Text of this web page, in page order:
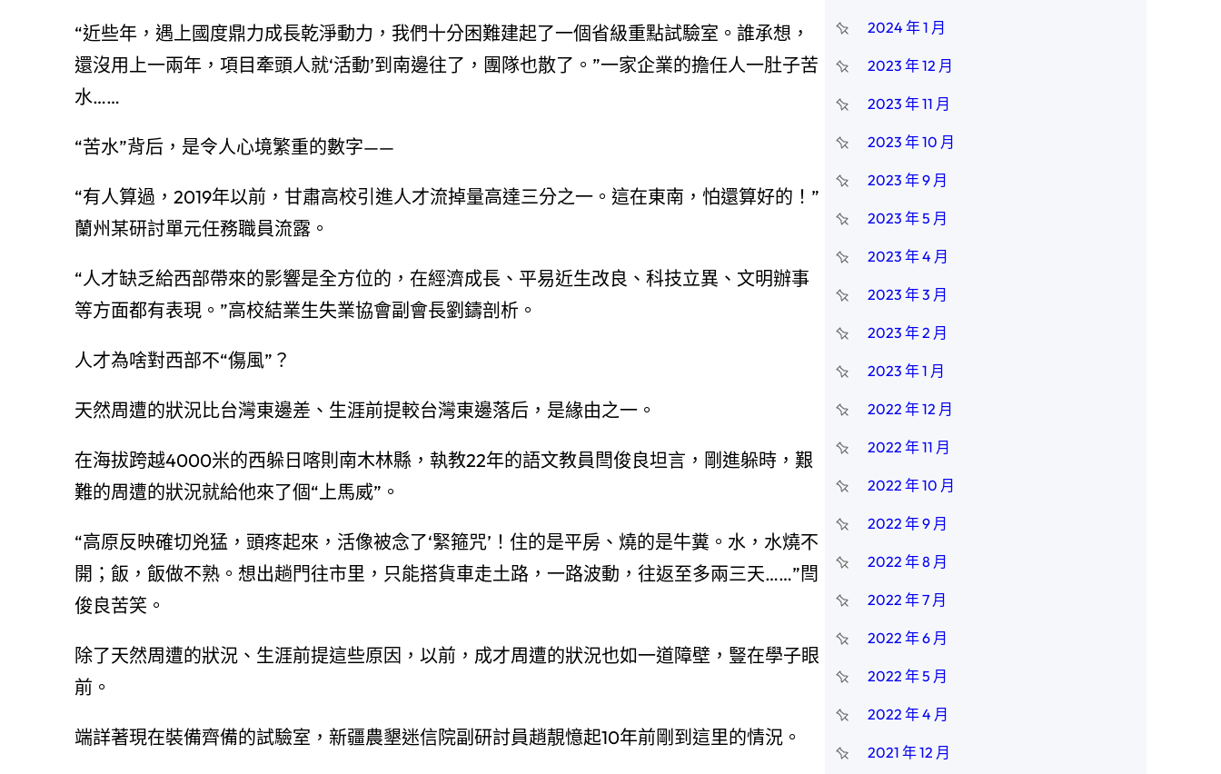
“近些年，遇上國度鼎力成長乾淨動力，我們十分困難建起了一個省級重點試驗室。誰承想，
還沒用上一兩年，項目牽頭人就‘活動’到南邊往了，團隊也散了。”一家企業的擔任人一肚子苦
水……
“苦水”背后，是令人心境繁重的數字——
“有人算過，2019年以前，甘肅高校引進人才流掉量高達三分之一。這在東南，怕還算好的！”
蘭州某研討單元任務職員流露。
“人才缺乏給西部帶來的影響是全方位的，在經濟成長、平易近生改良、科技立異、文明辦事
等方面都有表現。”高校結業生失業協會副會長劉鑄剖析。
人才為啥對西部不“傷風”？
天然周遭的狀況比台灣東邊差、生涯前提較台灣東邊落后，是緣由之一。
在海拔跨越4000米的西躲日喀則南木林縣，執教22年的語文教員閆俊良坦言，剛進躲時，艱
難的周遭的狀況就給他來了個“上馬威”。
“高原反映確切兇猛，頭疼起來，活像被念了‘緊箍咒’！住的是平房、燒的是牛糞。水，水燒不
開；飯，飯做不熟。想出趟門往市里，只能搭貨車走土路，一路波動，往返至多兩三天……”閆
俊良苦笑。
除了天然周遭的狀況、生涯前提這些原因，以前，成才周遭的狀況也如一道障壁，豎在學子眼
前。
端詳著現在裝備齊備的試驗室，新疆農墾迷信院副研討員趙靚憶起10年前剛到這里的情況。
2024 年 1 月
2023 年 12 月
2023 年 11 月
2023 年 10 月
2023 年 9 月
2023 年 5 月
2023 年 4 月
2023 年 3 月
2023 年 2 月
2023 年 1 月
2022 年 12 月
2022 年 11 月
2022 年 10 月
2022 年 9 月
2022 年 8 月
2022 年 7 月
2022 年 6 月
2022 年 5 月
2022 年 4 月
2021 年 12 月